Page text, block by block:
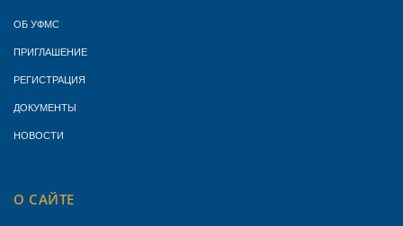
ОБ УФМС
ПРИГЛАШЕНИЕ
РЕГИСТРАЦИЯ
ДОКУМЕНТЫ
НОВОСТИ
О САЙТЕ